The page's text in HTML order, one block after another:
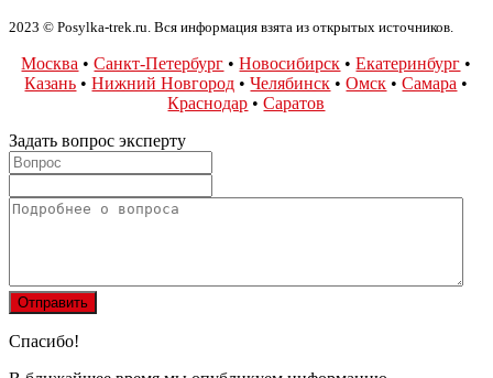
2023 © Posylka-trek.ru. Вся информация взята из открытых источников.
Москва •Санкт-Петербург •Новосибирск •Екатеринбург •
Казань •Нижний Новгород •Челябинск •Омск •Самара •
Краснодар •Саратов
Задать вопрос эксперту
Спасибо!